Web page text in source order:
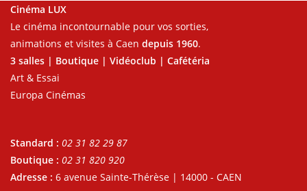
Cinéma LUX
Le cinéma incontournable pour vos sorties,
animations et visites à Caen depuis 1960.
3 salles | Boutique | Vidéoclub | Cafétéria
Art & Essai
Europa Cinémas
Standard : 02 31 82 29 87
Boutique : 02 31 820 920
Adresse : 6 avenue Sainte-Thérèse | 14000 - CAEN